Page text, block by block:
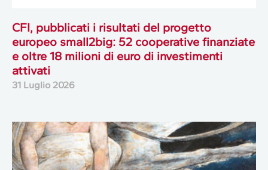
CFI, pubblicati i risultati del progetto
europeo small2big: 52 cooperative finanziate
e oltre 18 milioni di euro di investimenti
attivati
31 Luglio 2026